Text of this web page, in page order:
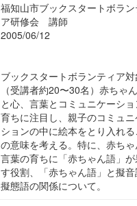
福知山市ブックスタートボラン
ア研修会 講師
2005/06/12
ブックスタートボランティア対
（受講者約20〜30名）赤ちゃ
と心、言葉とコミュニケーシ
育ちに注目し、親子のコミュニ
ションの中に絵本をとり入れる
の意味を考える。特に、赤ち
言葉の育ちに「赤ちゃん語」が
す役割、「赤ちゃん語」と擬音
擬態語の関係について。